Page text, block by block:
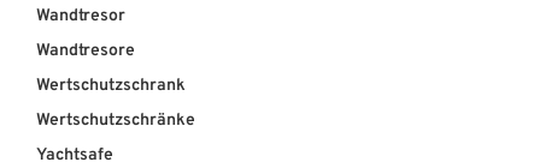
Wandtresor
Wandtresore
Wertschutzschrank
Wertschutzschränke
Yachtsafe